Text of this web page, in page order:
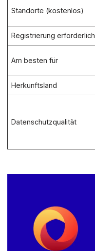
Standorte (kostenlos)
Registrierung erforderlich
Am besten für
Herkunftsland
Datenschutzqualität